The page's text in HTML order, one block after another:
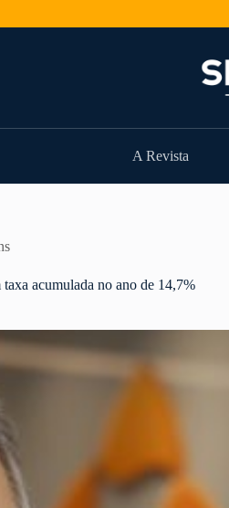
A Revista
acumulada no ano de 14,7%